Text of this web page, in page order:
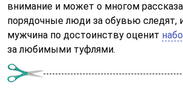
внимание и может о многом
порядочные люди за обувью следят,
мужчина по достоинству оценит
за любимыми туфлями.